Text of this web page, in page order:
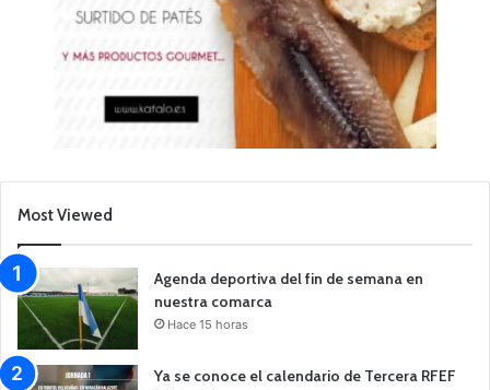
Most Viewed
Agenda deportiva del fin de semana en
nuestra comarca
Hace 15 horas
Ya se conoce el calendario de Tercera RFEF